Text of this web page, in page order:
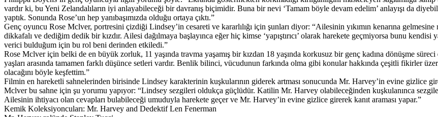
vardır ki, bu Yeni Zelandalıların iyi anlayabileceği bir davranış biçimidir. Buna bir nevi ‘Tamam böyle devam edelim’ anlayışı da
yaptık. Sonunda Rose’un hep yanıbaşımızda olduğu ortaya çıktı.”
Genç oyuncu Rose Mclver, portresini çizdiği Lindsey’in cesareti ve kararlılığı için şunları diyor: “Ailesinin yıkımın kenarına
dikkafalı ve dediğim dedik bir kızdır. Ailesi dağılmaya başlayınca eğer hiç kimse ‘yapıştırıcı’ olarak harekete geçmiyorsa bunu
verici bulduğum için bu rol beni derinden etkiledi.”
Rose Mclver için belki de en büyük zorluk, 11 yaşında travma yaşamış bir kızdan 18 yaşında korkusuz bir genç kadına dönüşme süreci
yaşları arasında tamamen farklı düşünce setleri vardır. Benlik bilinci, vücudunun farkında olma gibi konular hakkında çeşitli fikirler
olacağını böyle keşfettim.”
Filmin en hareketli sahnelerinden birisinde Lindsey karakterinin kuşkularının giderek artması sonucunda Mr. Harvey’in evine gizlice
Mclver bu sahne için şu yorumu yapıyor: “Lindsey sezgileri oldukça güçlüdür. Katilin Mr. Harvey olabileceğinden kuşkulanınca
Ailesinin ihtiyacı olan cevapları bulabileceği umuduyla harekete geçer ve Mr. Harvey’in evine gizlice girerek kanıt araması yapar.”
Kemik Koleksiyoncuları: Mr. Harvey and Dedektif Len Fenerman